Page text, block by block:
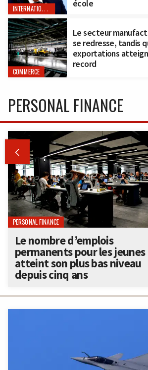
INTERNATIONAL école
COMMERCE
Le secteur
se redresse, tandis
exportations
record
PERSONAL FINANCE

PERSONAL FINANCE
Le nombre d’emplois
permanents pour les jeunes
atteint son plus bas niveau
depuis cinq ans